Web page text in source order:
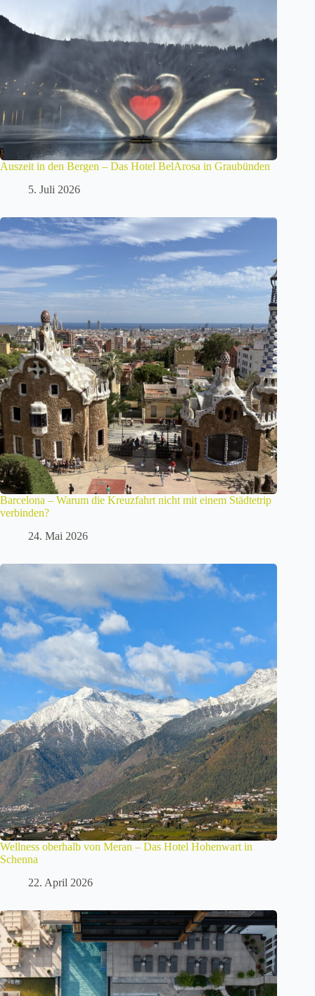
Auszeit in den Bergen – Das Hotel BelArosa in Graubünden
5. Juli 2026
Barcelona – Warum die Kreuzfahrt nicht mit einem Städtetrip
verbinden?
24. Mai 2026
Wellness oberhalb von Meran – Das Hotel Hohenwart in
Schenna
22. April 2026